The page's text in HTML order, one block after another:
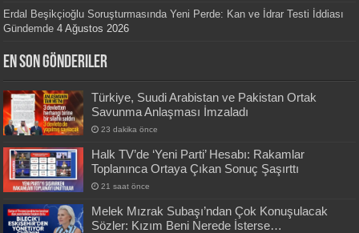
Erdal Beşikçioğlu Soruşturmasında Yeni Perde: Kan ve İdrar Testi İddiası
Gündemde 4 Ağustos 2026
En Son Gönderiler
Türkiye, Suudi Arabistan ve Pakistan Ortak
Savunma Anlaşması İmzaladı
23 dakika önce
Halk TV’de ‘Yeni Parti’ Hesabı: Rakamlar
Toplanınca Ortaya Çıkan Sonuç Şaşırttı
21 saat önce
Melek Mızrak Subaşı’ndan Çok Konuşulacak
Sözler: Kızım Beni Nerede İsterse…